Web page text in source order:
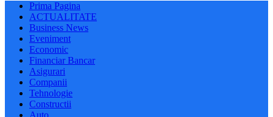
Prima Pagina
ACTUALITATE
Business News
Eveniment
Economic
Financiar Bancar
Asigurari
Companii
Tehnologie
Constructii